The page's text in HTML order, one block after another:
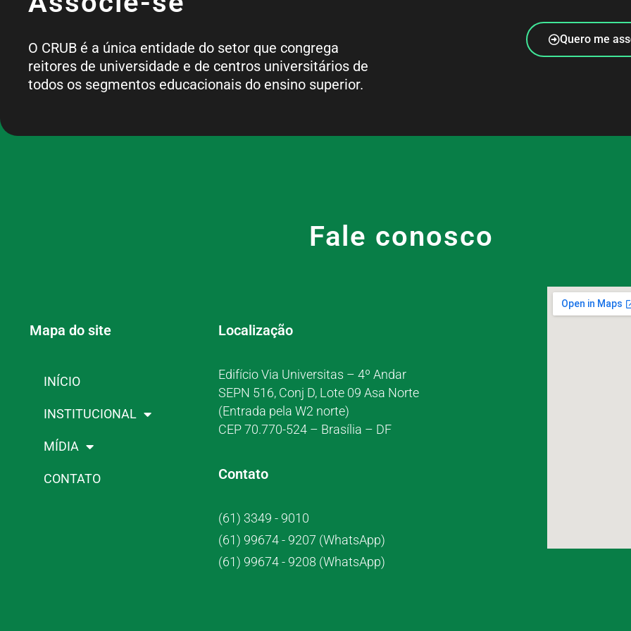
O CRUB é a única entidade do setor que congrega
reitores de universidade e de centros universitários de
todos os segmentos educacionais do ensino superior.
Quero me
Fale conosco
Mapa do site
INÍCIO
INSTITUCIONAL
MÍDIA
CONTATO
Localização
Edifício Via Universitas – 4º Andar
SEPN 516, Conj D, Lote 09 Asa Norte
(Entrada pela W2 norte)
CEP 70.770-524 – Brasília – DF
Contato
(61) 3349 - 9010
(61) 99674 - 9207 (WhatsApp)
(61) 99674 - 9208 (WhatsApp)